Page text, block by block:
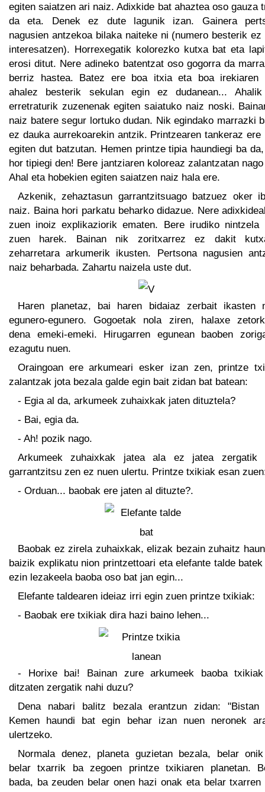
egiten saiatzen ari naiz. Adixkide bat ahaztea oso gauza
da eta. Denek ez dute lagunik izan. Gainera
nagusien antzekoa bilaka naiteke ni (numero besterik ez
interesatzen). Horrexegatik kolorezko kutxa bat eta
erosi ditut. Nere adineko batentzat oso gogorra da
berriz hastea. Batez ere boa itxia eta boa irekiaren
ahalez besterik sekulan egin ez dudanean...
erretraturik zuzenenak egiten saiatuko naiz noski.
naiz batere segur lortuko dudan. Nik egindako marrazki
ez dauka aurrekoarekin antzik. Printzearen tankeraz ere
egiten dut batzutan. Hemen printze tipia haundiegi ba
hor tipiegi den! Bere jantziaren koloreaz zalantzatan
Ahal eta hobekien egiten saiatzen naiz hala ere.
Azkenik, zehaztasun garrantzitsuago batzuez oker
naiz. Baina hori parkatu beharko didazue. Nere
zuen inoiz explikaziorik ematen. Bere irudiko nintzela
zuen harek. Bainan nik zoritxarrez ez dakit
zeharretara arkumerik ikusten. Pertsona nagusien
naiz beharbada. Zahartu naizela uste dut.
Haren planetaz, bai haren bidaiaz zerbait ikasten
egunero-egunero. Gogoetak nola ziren, halaxe
dena emeki-emeki. Hirugarren egunean baoben
ezagutu nuen.
Oraingoan ere arkumeari esker izan zen, printze
zalantzak jota bezala galde egin bait zidan bat batean:
- Egia al da, arkumeek zuhaixkak jaten dituztela?
- Bai, egia da.
- Ah! pozik nago.
Arkumeek zuhaixkak jatea ala ez jatea zergatik
garrantzitsu zen ez nuen ulertu. Printze txikiak esan
- Orduan... baobak ere jaten al dituzte?.
Baobak ez zirela zuhaixkak, elizak bezain zuhaitz
baizik explikatu nion printzettoari eta elefante talde
ezin lezakeela baoba oso bat jan egin...
Elefante taldearen ideiaz irri egin zuen printze txikiak:
- Baobak ere txikiak dira hazi baino lehen...
- Horixe bai! Bainan zure arkumeek baoba
ditzaten zergatik nahi duzu?
Dena nabari balitz bezala erantzun zidan: "Bistan
Kemen haundi bat egin behar izan nuen neronek
ulertzeko.
Normala denez, planeta guzietan bezala, belar
belar txarrik ba zegoen printze txikiaren planetan.
bada, ba zeuden belar onen hazi onak eta belar txarren